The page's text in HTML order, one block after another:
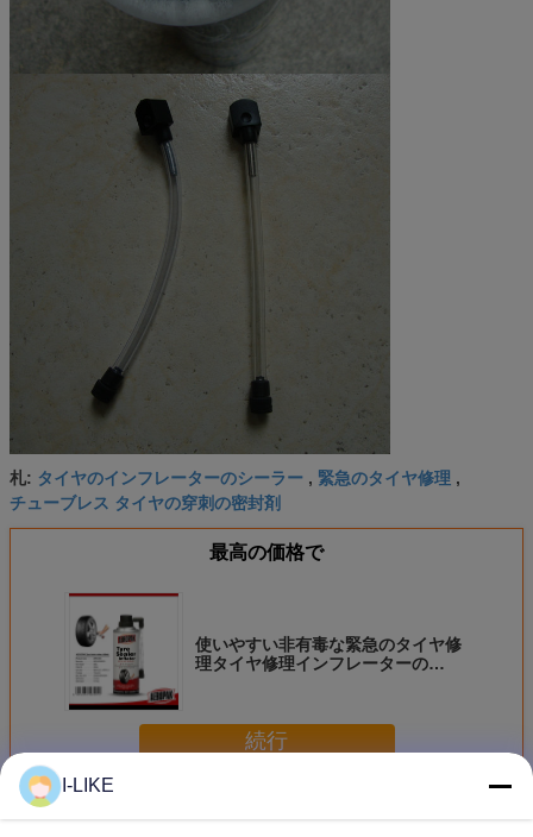
札: タイヤのインフレーターのシーラー , 緊急のタイヤ修理 ,
チューブレス タイヤの穿刺の密封剤
最高の価格で
使いやすい非有毒な緊急のタイヤ修
理タイヤ修理インフレーターの
続行
多く緊急のタイヤ修理
I-LIKE